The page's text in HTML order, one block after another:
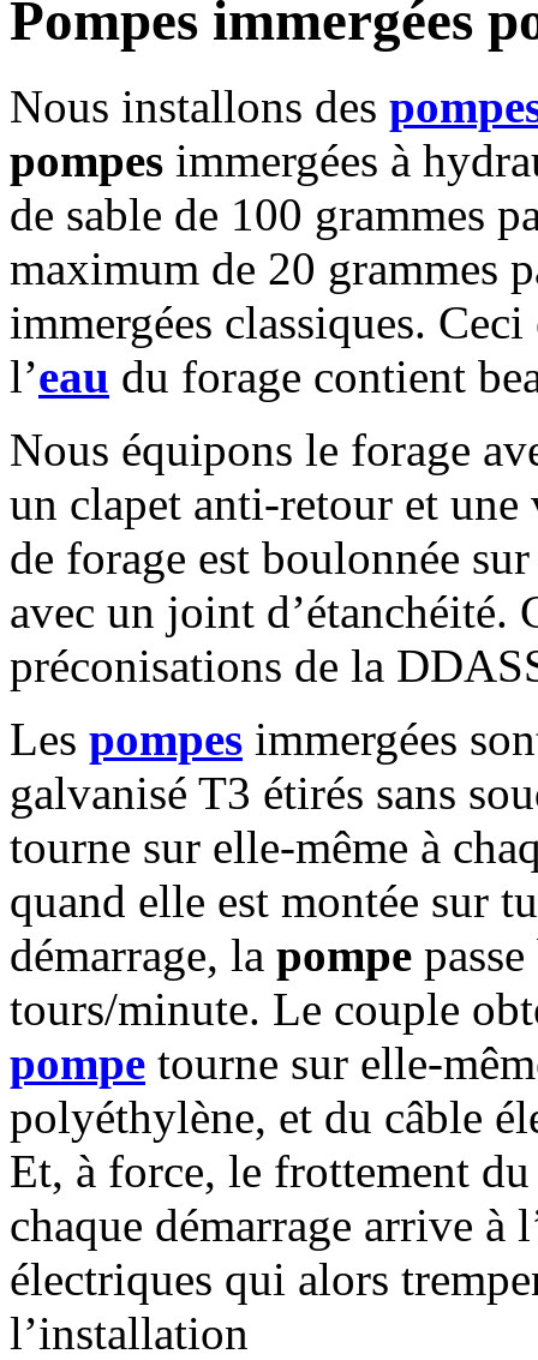
Pompes immergées
Nous installons des
pompes immergées à
de sable de 100 grammes
maximum de 20 grammes
immergées classiques.
l’eau du forage contient
Nous équipons le forage
un clapet anti-retour et une
de forage est boulonnée
avec un joint d’étanchéité.
préconisations de la
Les pompes immergées
galvanisé T3 étirés sans
tourne sur elle-même à
quand elle est montée sur
démarrage, la pompe
tours/minute. Le couple
pompe tourne sur elle-
polyéthylène, et du câble
Et, à force, le frottement
chaque démarrage arrive à
électriques qui alors
l’installation